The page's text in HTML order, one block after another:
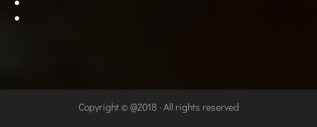
Copyright © @2018 · All rights reserved